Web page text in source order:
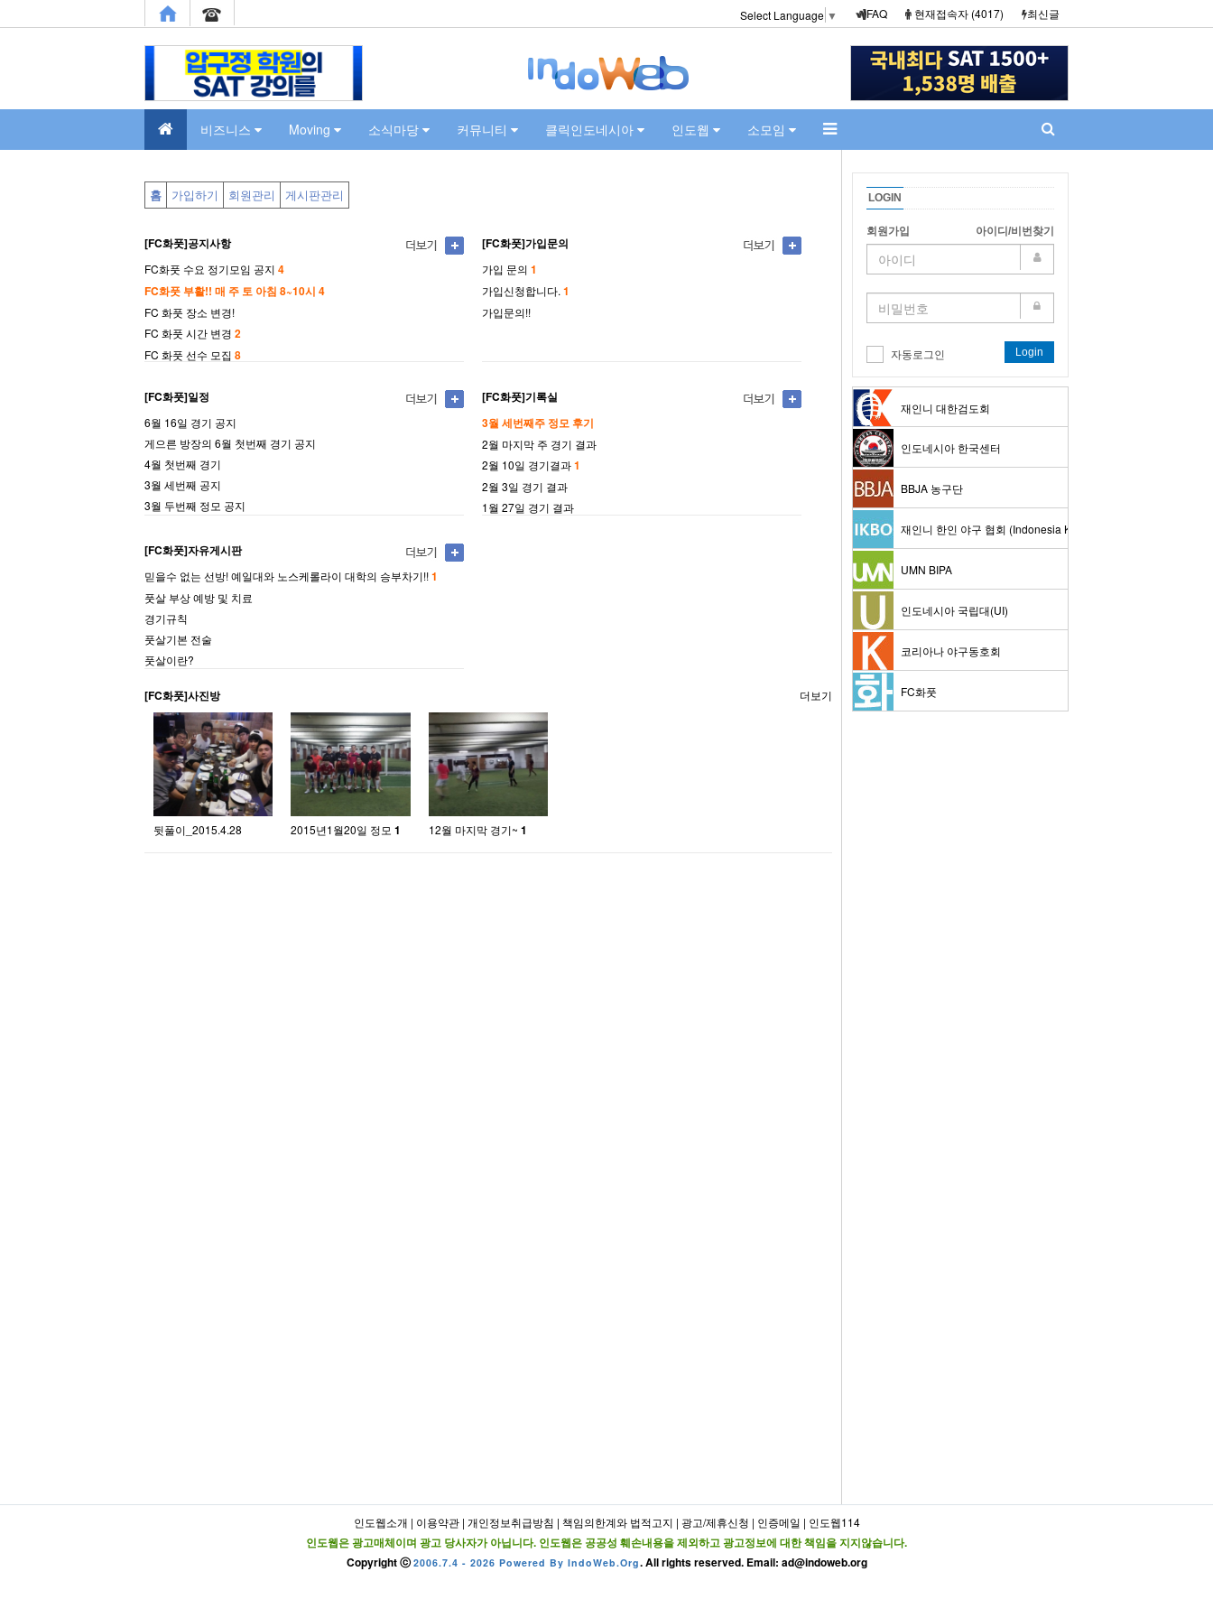
Select Language ▼ FAQ 현재접속자 (4017) 최신글
비즈니스 Moving 소식마당 커뮤니티 클릭인도네시아 인도웹 소모임
LOGIN
회원가입 아이디/비번찾기
자동로그인 Login
재인니 대한검도회
인도네시아 한국센터
BBJA 농구단
재인니 한인 야구 협회 (Indonesia Korean Baseball
UMN BIPA
인도네시아 국립대(UI)
코리아나 야구동호회
FC화풋
홈 가입하기 회원관리 게시판관리
[FC화풋]공지사항
FC화풋 수요 정기모임 공지 4
FC화풋 부활!! 매 주 토 아침 8~10시 4
FC 화풋 장소 변경!
FC 화풋 시간 변경 2
FC 화풋 선수 모집 8
[FC화풋]가입문의
가입 문의 1
가입신청합니다. 1
가입문의!!
[FC화풋]일정
6월 16일 경기 공지
게으른 방장의 6월 첫번째 경기 공지
4월 첫번째 경기
3월 세번째 공지
3월 두번째 정모 공지
[FC화풋]기록실
3월 세번째주 정모 후기
2월 마지막 주 경기 결과
2월 10일 경기결과1
2월 3일 경기 결과
1월 27일 경기 결과
[FC화풋]자유게시판
믿을수 없는 선방! 예일대와 노스케롤라이 대학의 승부차기!!1
풋살 부상 예방 및 치료
경기규칙
풋살기본 전술
풋살이란?
[FC화풋]사진방 더보기
뒷풀이_2015.4.28 2015년1월20일 정모 1 12월 마지막 경기~ 1
인도웹소개 | 이용약관 | 개인정보취급방침 | 책임의한계와 법적고지 | 광고/제휴신청 | 인증메일 | 인도웹114
인도웹은 광고매체이며 광고 당사자가 아닙니다. 인도웹은 공공성 훼손내용을 제외하고 광고정보에 대한 책임을 지지않습니다.
Copyright ⓒ2006.7.4 - 2026 Powered By IndoWeb.Org. All rights reserved. Email: ad@indoweb.org